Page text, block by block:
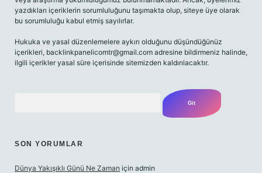
yazdıkları içeriklerin sorumluluğunu taşımakta olup, siteye üye olarak
bu sorumluluğu kabul etmiş sayılırlar.
Hukuka ve yasal düzenlemelere aykırı olduğunu düşündüğünüz
içerikleri, backlinkpanelicomtr@gmail.com adresine bildirmeniz halinde,
ilgili içerikler yasal süre içerisinde sitemizden kaldırılacaktır.
SON YORUMLAR
Dünya Yakışıklı Günü Ne Zaman için admin